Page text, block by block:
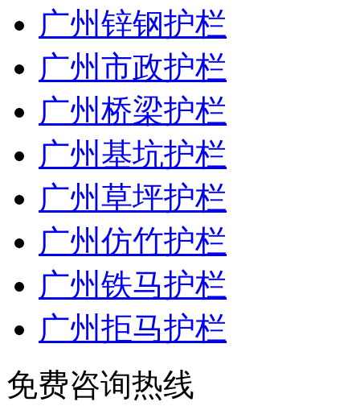
广州锌钢护栏
广州市政护栏
广州桥梁护栏
广州基坑护栏
广州草坪护栏
广州仿竹护栏
广州铁马护栏
广州拒马护栏
免费咨询热线